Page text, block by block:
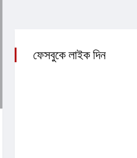
ফেসবুকে লাইক দিন